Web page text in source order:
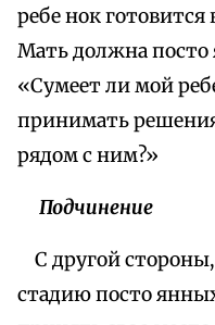
ребе нок
Мать должна посто
«Сумеет ли мой
принимать
рядом с ним?»
Подчинение
С другой
стадию посто